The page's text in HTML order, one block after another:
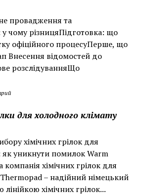
провадження та
у чому різницяПідготовка: що
офіційного процесуПерше, що
Внесення відомостей до
розслідуванняЩо
для холодного клімату
хімічних грілок для
як уникнути помилок Warm
хімічних грілок для
– надійний німецький
хімічних грілок...